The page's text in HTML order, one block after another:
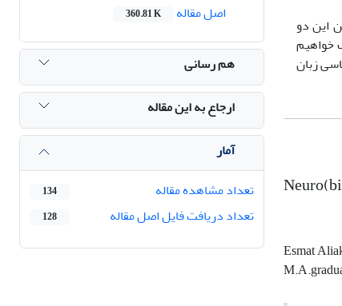
این دو
خواهیم
زبان
Esmat
اصل مقاله
360.81 K
هم رسانی
ارجاع به این مقاله
آمار
تعداد مشاهده مقاله
134
تعداد دریافت فایل اصل مقاله 128